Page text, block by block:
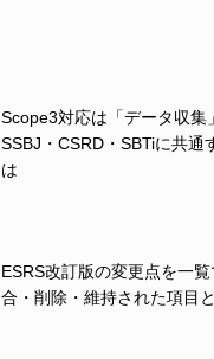
Scope3対応は「データ収集
SSBJ・CSRD・SBTiに共通
は
ESRS改訂版の変更点を一
合・削除・維持された項目